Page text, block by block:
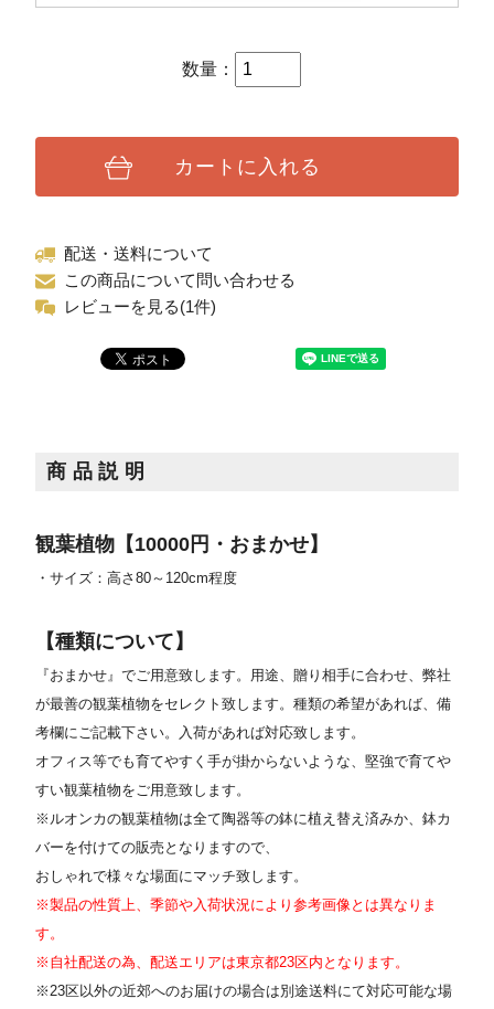
数量：
カートに入れる
配送・送料について
この商品について問い合わせる
レビューを見る(1件)
商品説明
観葉植物【10000円・おまかせ】
・サイズ：高さ80～120cm程度
【種類について】
『おまかせ』でご用意致します。用途、贈り相手に合わせ、弊社
が最善の観葉植物をセレクト致します。種類の希望があれば、備
考欄にご記載下さい。入荷があれば対応致します。
オフィス等でも育てやすく手が掛からないような、堅強で育てや
すい観葉植物をご用意致します。
※ルオンカの観葉植物は全て陶器等の鉢に植え替え済みか、鉢カ
バーを付けての販売となりますので、
おしゃれで様々な場面にマッチ致します。
※製品の性質上、季節や入荷状況により参考画像とは異なりま
す。
※自社配送の為、配送エリアは東京都23区内となります。
※23区以外の近郊へのお届けの場合は別途送料にて対応可能な場